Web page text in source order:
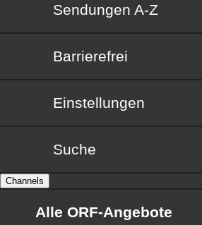
Sendungen von A bis Z
Sendungen A-Z
Barrierefrei
Barrierefrei
Einstellungen
Suche
Channels
Alle ORF-Angebote